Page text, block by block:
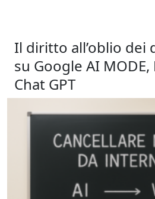
Il diritto all’oblio dei
su Google AI
Chat GPT